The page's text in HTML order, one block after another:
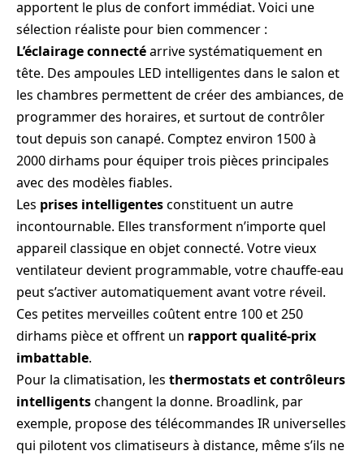
apportent le plus de confort immédiat. Voici une
sélection réaliste pour bien commencer :
L’éclairage connectéarrive systématiquement en
tête. Des ampoules LED intelligentes dans le salon et
les chambres permettent de créer des ambiances, de
programmer des horaires, et surtout de contrôler
tout depuis son canapé. Comptez environ 1500 à
2000 dirhams pour équiper trois pièces principales
avec des modèles fiables.
Les prises intelligentesconstituent un autre
incontournable. Elles transforment n’importe quel
appareil classique en objet connecté. Votre vieux
ventilateur devient programmable, votre chauffe-eau
peut s’activer automatiquement avant votre réveil.
Ces petites merveilles coûtent entre 100 et 250
dirhams pièce et offrent un rapport qualité-prix
imbattable.
Pour la climatisation, les thermostats et contrôleurs
intelligentschangent la donne. Broadlink, par
exemple, propose des télécommandes IR universelles
qui pilotent vos climatiseurs à distance, même s’ils ne